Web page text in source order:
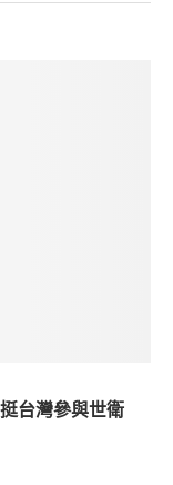
台灣參與世衛